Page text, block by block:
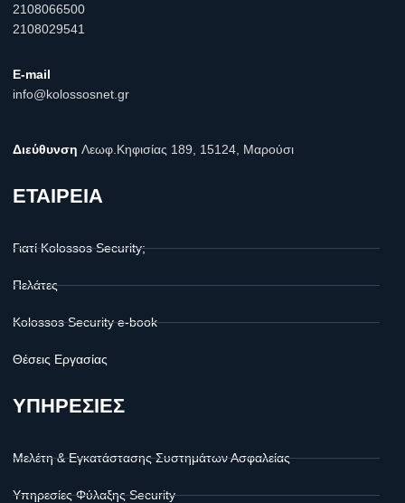
2108066500
2108029541
E-mail
info@kolossosnet.gr
Διεύθυνση Λεωφ.Κηφισίας 189, 15124, Μαρούσι
ΕΤΑΙΡΕΙΑ
Γιατί Kolossos Security;
Πελάτες
Kolossos Security e-book
Θέσεις Εργασίας
ΥΠΗΡΕΣΙΕΣ
Μελέτη & Εγκατάστασης Συστημάτων Ασφαλείας
Υπηρεσίες Φύλαξης Security